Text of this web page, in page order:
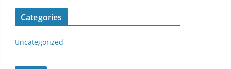
Categories
Uncategorized